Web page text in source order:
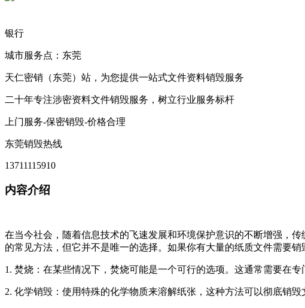
银行
城市服务点：东莞
天仁密销（东莞）站，为您提供一站式文件资料销毁服务
二十年专注涉密资料文件销毁服务，树立行业服务标杆
上门服务-保密销毁-价格合理
东莞销毁热线
13711115910
内容介绍
在当今社会，随着信息技术的飞速发展和环境保护意识的不断增强，
的常见方法，但它并不是唯一的选择。如果你有大量的纸质文件需要销
1. 焚烧：在某些情况下，焚烧可能是一个可行的选项。这通常需要在
2. 化学销毁：使用特殊的化学物质来溶解纸张，这种方法可以彻底销